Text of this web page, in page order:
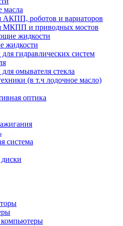
масла
АКПП, роботов и вариаторов
МКПП и приводных мостов
жидкости
жидкости
гидравлических систем
омывателя стекла
(в т.ч лодочное масло)
оптика
система